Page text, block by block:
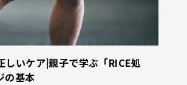
しいケア|親子で学ぶ「RICE処
の基本